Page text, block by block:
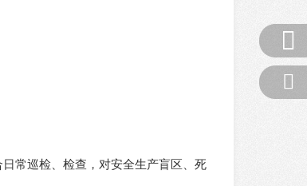
常巡检、检查，对安全生产盲区、死